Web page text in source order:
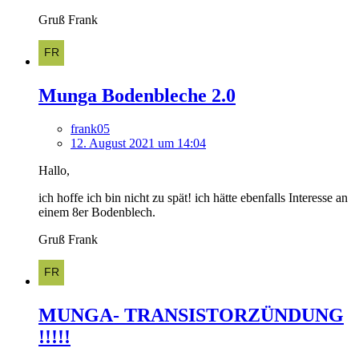
Gruß Frank
Munga Bodenbleche 2.0
frank05
12. August 2021 um 14:04
Hallo,
ich hoffe ich bin nicht zu spät! ich hätte ebenfalls Interesse an
einem 8er Bodenblech.
Gruß Frank
MUNGA- TRANSISTORZÜNDUNG
!!!!!